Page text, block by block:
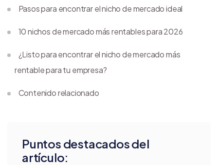
Puntos destacados del
artículo:
Pasos para encontrar el nicho de mercado ideal
10 nichos de mercado más rentables para 2026
¿Listo para encontrar el nicho de mercado más
rentable para tu empresa?
Contenido relacionado